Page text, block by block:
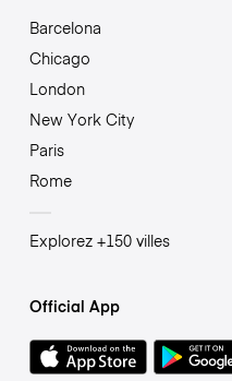
Barcelona
Chicago
London
New York City
Paris
Rome
Explorez +150 villes
Official App